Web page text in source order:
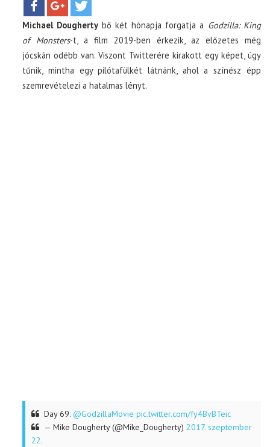
TOP10
Michael Dougherty bő két hónapja forgatja a Godzilla: King
of Monsters-t, a film 2019-ben érkezik, az előzetes még
jócskán odébb van. Viszont Twitterére kirakott egy képet, úgy
tűnik, mintha egy pilótafülkét látnánk, ahol a színész épp
szemrevételezi a hatalmas lényt.
Day 69.@GodzillaMovie pic.twitter.com/fy4BvBTeic
— Mike Dougherty (@Mike_Dougherty)2017. szeptember
22.